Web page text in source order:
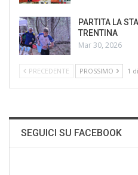
PARTITA LA
TRENTINA
Mar 30, 2026
PRECEDENTE PROSSIMO 1
SEGUICI SU FACEBOOK